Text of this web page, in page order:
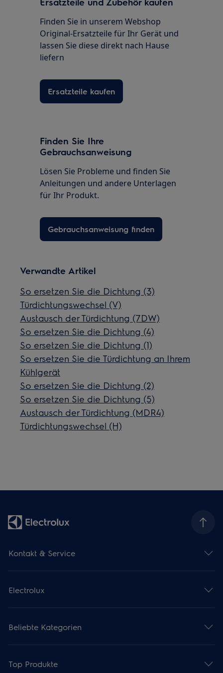
Finden Sie in unserem Webshop
Original-Ersatzteile für Ihr Gerät und
lassen Sie diese direkt nach Hause
liefern
Ersatzteile kaufen
Finden Sie Ihre
Gebrauchsanweisung
Lösen Sie Probleme und finden Sie
Anleitungen und andere Unterlagen
für Ihr Produkt.
Gebrauchsanweisung finden
Verwandte Artikel
So ersetzen Sie die Dichtung (3)
Türdichtungswechsel (V)
Austausch der Türdichtung (7DW)
So ersetzen Sie die Dichtung (4)
So ersetzen Sie die Dichtung (1)
So ersetzen Sie die Türdichtung an Ihrem
Kühlgerät
So ersetzen Sie die Dichtung (2)
So ersetzen Sie die Dichtung (5)
Austausch der Türdichtung (MDR4)
Türdichtungswechsel (H)
Kontakt & Service
Electrolux
Beliebte Kategorien
Top Produkte